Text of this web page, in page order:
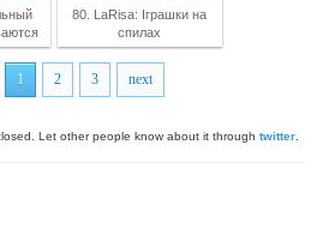
80. LaRisa: Іграшки на
спилах
1 2 3 next
Let other people know about it through twitter